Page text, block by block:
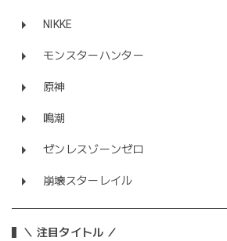
NIKKE
モンスターハンター
原神
鳴潮
ゼンレスゾーンゼロ
崩壊スターレイル
＼ 注目タイトル ／